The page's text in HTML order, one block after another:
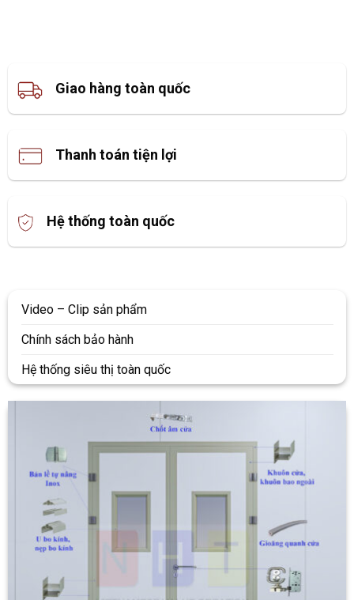
Giao hàng toàn quốc
Thanh toán tiện lợi
Hệ thống toàn quốc
Video – Clip sản phẩm
Chính sách bảo hành
Hệ thống siêu thị toàn quốc